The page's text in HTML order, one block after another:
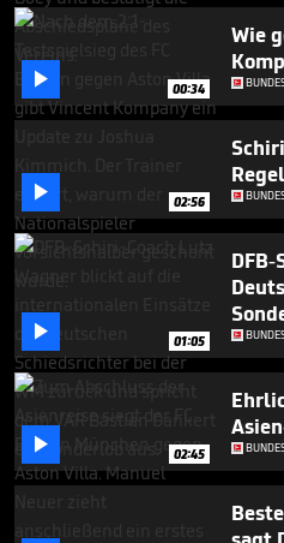
 00:34
Wie
 02:56
 01:05
DFB-
 02:45